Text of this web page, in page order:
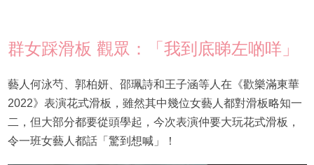
群女踩滑板 觀眾：「我到底睇左啲咩」
藝人何泳芍、郭柏妍、邵珮詩和王子涵等人在《歡樂滿東華
2022》表演花式滑板，雖然其中幾位女藝人都對滑板略知一
二，但大部分都要從頭學起，今次表演仲要大玩花式滑板，
令一班女藝人都話「驚到想喊」！